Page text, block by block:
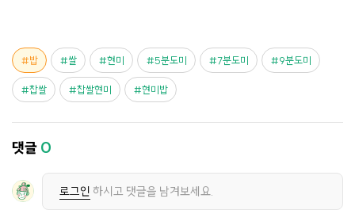
밥 쌀 현미 5분도미 7분도미 9분도미
찹쌀 찹쌀현미 현미밥
댓글 0
로그인 하시고 댓글을 남겨보세요.